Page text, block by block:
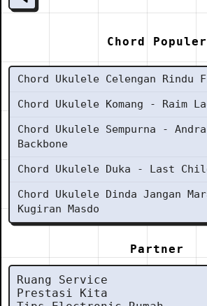
Chord Populer
Chord Ukulele Celengan Rindu
Chord Ukulele Komang - Raim
Chord Ukulele Sempurna -
Backbone
Chord Ukulele Duka - Last
Chord Ukulele Dinda Jangan
Kugiran Masdo
Partner
Ruang Service
Prestasi Kita